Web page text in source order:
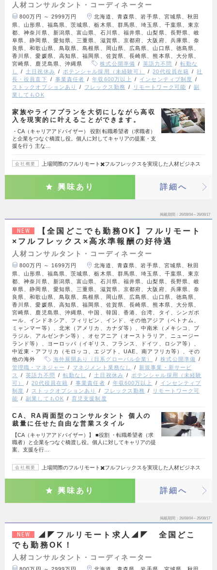
人材コンサルタント・コーディネーター
800万円 ～ 2999万円
北海道、青森県、岩手県、宮城県、秋田
県、山形県、福島県、茨城県、栃木県、群馬県、埼玉県、千葉県、東京
都、神奈川県、新潟県、富山県、石川県、福井県、山梨県、長野県、岐
阜県、静岡県、愛知県、三重県、滋賀県、京都府、大阪府、兵庫県、奈
良県、和歌山県、鳥取県、島根県、岡山県、広島県、山口県、徳島県、
香川県、愛媛県、高知県、福岡県、佐賀県、長崎県、熊本県、大分県、
宮崎県、鹿児島県、沖縄県
株式公開準備 英語力不問
転勤な
し
土日祝休み ポテンシャル採用（未経験可） 20代役員在籍
社
長・役員直下
事業責任者 年収600万以上
インセンティブ制度
ストックオプションあり
フレックス勤務 リモートワーク可能
副
業してもOK
家族やライフプランを大切にしながら高収
入を現実的に叶えることができます。
・CA（キャリアアドバイザー） 役割 転職希望者（求職者）
と企業をつなぐ橋渡し役。個人に対してキャリアの提案・支
援を行う 主な…
会社概要 上場間際のフルリモート✖️フルフレックスを実現した人材ビジネス
興味あり 詳細へ
掲載期間 26/08/04～26/08/17
NEW
【全国どこでも勤務OK】フルリモート
×フルフレックス×高水準報酬の好待遇
人材コンサルタント・コーディネーター
800万円 ～ 1699万円
北海道、青森県、岩手県、宮城県、秋田
県、山形県、福島県、茨城県、栃木県、群馬県、埼玉県、千葉県、東京
都、神奈川県、新潟県、富山県、石川県、福井県、山梨県、長野県、岐
阜県、静岡県、愛知県、三重県、滋賀県、京都府、大阪府、兵庫県、奈
良県、和歌山県、鳥取県、島根県、岡山県、広島県、山口県、徳島県、
香川県、愛媛県、高知県、福岡県、佐賀県、長崎県、熊本県、大分県、
宮崎県、鹿児島県、沖縄県、中国、韓国、香港、台湾、タイ、シンガポ
ール、インドネシア、フィリピン、インド、その他アジア（ベトナム、
ミャンマー等）、北米（アメリカ、カナダ等）、中南米（メキシコ、ブ
ラジル、アルゼンチン等）、オセアニア（オーストラリア、ニュージー
ランド等）、ヨーロッパ（イギリス、フランス、ドイツ、ロシア等）、
中近東・アフリカ（モロッコ、エジプト、UAE、南アフリカ等）、その
他の海外
海外展開あり（日系グローバル企業）
株式公開準備
管理職・マネジャー
マネジメント業務なし
新規事業・新サービ
ス
英語力不問 転勤なし 土日祝休み
ポテンシャル採用（未経験
可）
20代役員在籍 事業責任者 年収600万以上
インセンティブ
制度
ストックオプションあり フレックス勤務
リモートワーク可
能
副業してもOK 育児支援制度
CA、RA両面型のコンサルタント 個人の
裁量に任せた自由な営業スタイル
【CA（キャリアアドバイザー）】 ■役割 ・転職希望者（求
職者）と企業をつなぐ橋渡し役。個人に対してキャリアの提
案、支援を行…
会社概要 上場間際のフルリモート✖️フルフレックスを実現した人材ビジネス
興味あり 詳細へ
掲載期間 26/08/04～26/08/17
NEW
◢◤フルリモート求人◢◤ 全国どこ
でも勤務OK！
人材コンサルタント・コーディネーター